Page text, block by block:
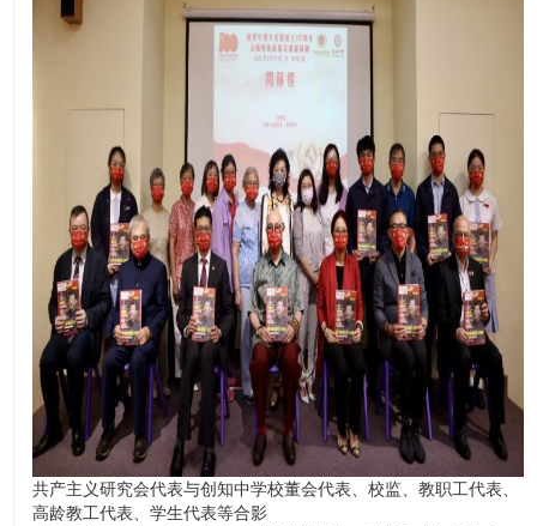
共产主义研究会代表与创知中学校董会代表、校监、教职工代表、
高龄教工代表、学生代表等合影